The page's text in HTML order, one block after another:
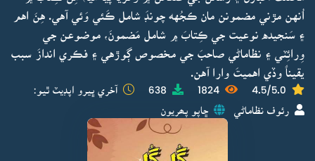
اُنهن مڙني مضمونن مان ڪجُهه چونڊَ شامل ڪَئي وَئي آهي. هِنَ اهم
۽ سَنجيده نوعيت جي ڪِتابَ ۾ شامل مَضمونَ، موضوعن جي
وِرائِٽي ۽ نظاماڻي صاحبَ جي مخصوص ڳوڙهي ۽ فڪري اندازَ سبب
يقيناً وڏي اهميتَ وارا آهن.
4.5/5.0
1824
638 آخري ڀيرو اپڊيٽ ٿيو:
رئوف نظاماڻي ڇاپو پھريون